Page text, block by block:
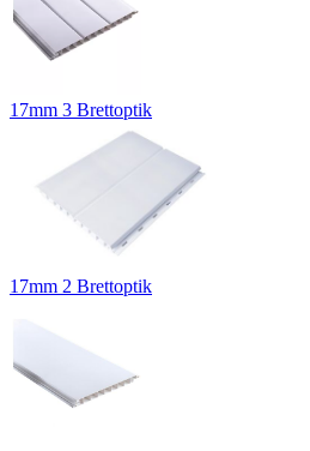
17mm 3 Brettoptik
17mm 2 Brettoptik